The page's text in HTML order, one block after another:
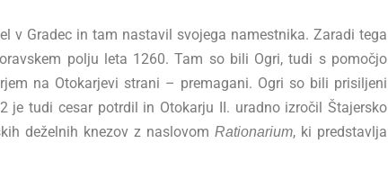
v Gradec in tam nastavil svojega namestnika. Zaradi tega
polju leta 1260. Tam so bili Ogri, tudi s pomočjo
na Otokarjevi strani – premagani. Ogri so bili prisiljeni
je tudi cesar potrdil in Otokarju II. uradno izročil Štajersko
deželnih knezov z naslovom Rationarium, ki predstavlja